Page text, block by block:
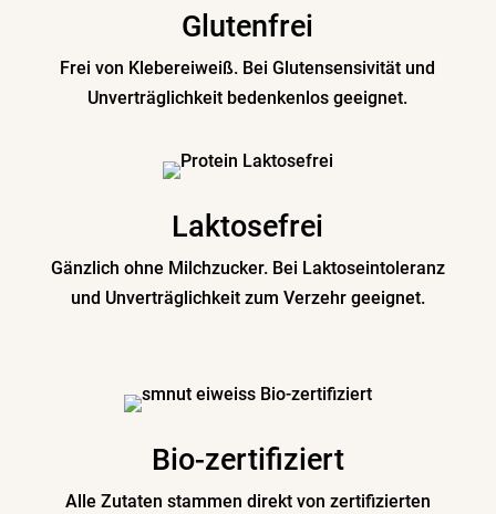
Glutenfrei
Frei von Kleber­eiweiß. Bei Gluten­sen­si­vität und
Unver­träg­lichkeit beden­kenlos geeignet.
Lakto­sefrei
Gänzlich ohne Milch­zucker. Bei Lakto­se­into­leranz
und Unver­träg­lichkeit zum Verzehr geeignet.
Bio-zerti­fi­ziert
Alle Zutaten stammen direkt von zerti­fi­zierten